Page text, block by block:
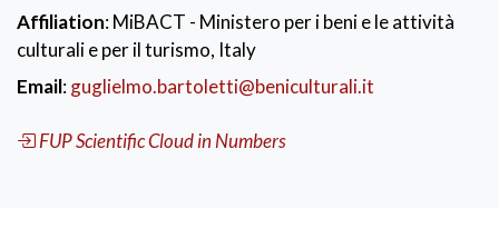
Affiliation: MiBACT - Ministero per i beni e le attività
culturali e per il turismo, Italy
Email:guglielmo.bartoletti@beniculturali.it
FUP Scientific Cloud in Numbers